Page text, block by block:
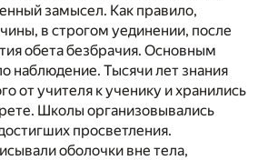
замысел. Как правило,
в строгом уединении, после
обета безбрачия. Основным
наблюдение. Тысячи лет знания
от учителя к ученику и хранились
Школы организовывались
просветления.
оболочки вне тела,